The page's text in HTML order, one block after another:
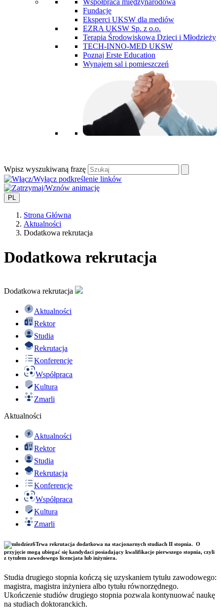
Współpraca międzynarodowa
Fundacje
Eksperci UKSW dla mediów
EZRA UKSW Sp. z o.o.
Terapia Środowiskowa Dzieci i Młodzieży
TECH-INNO-MED UKSW
Poznaj Erste Education
Wynajem sal i pomieszczeń
Wpisz wyszukiwaną frazę
PL
Strona Główna
Aktualności
Dodatkowa rekrutacja
Dodatkowa rekrutacja
Dodatkowa rekrutacja
Aktualności
Rektor
Studia
Rekrutacja
Konferencje
Współpraca
Kultura
Zmarli
Aktualności
Aktualności
Rektor
Studia
Rekrutacja
Konferencje
Współpraca
Kultura
Zmarli
Trwa rekrutacja dodatkowa na stacjonarnych studiach II stopnia. O
przyjęcie mogą ubiegać się kandydaci posiadający kwalifikacje pierwszego stopnia, czyli
z tytułem zawodowego licencjata lub inżyniera.
Studia drugiego stopnia kończą się uzyskaniem tytułu zawodowego:
magistra, magistra inżyniera albo tytułu równorzędnego.
Ukończenie studiów drugiego stopnia pozwala kontynuować naukę
na studiach doktoranckich.